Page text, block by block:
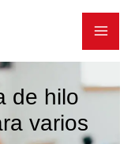
de hilo
varios